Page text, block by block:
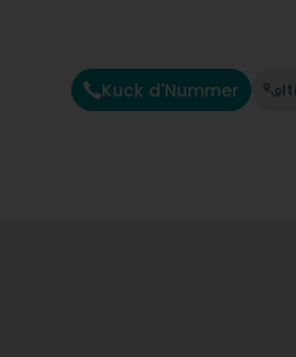
Kuck d'Nummer